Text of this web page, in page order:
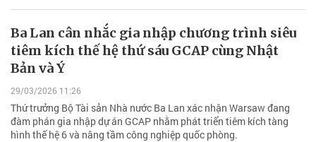
Ba Lan cân nhắc gia nhập chương trình siêu
tiêm kích thế hệ thứ sáu GCAP cùng Nhật
Bản và Ý
29/03/2026 11:26
Thứ trưởng Bộ Tài sản Nhà nước Ba Lan xác nhận Warsaw đang
đàm phán gia nhập dự án GCAP nhằm phát triển tiêm kích tàng
hình thế hệ 6 và nâng tầm công nghiệp quốc phòng.